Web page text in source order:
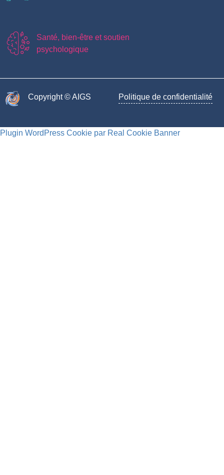
Santé, bien-être et soutien
psychologique
Copyright © AIGS​ Politique de confidentialité
Plugin WordPress Cookie par Real Cookie Banner